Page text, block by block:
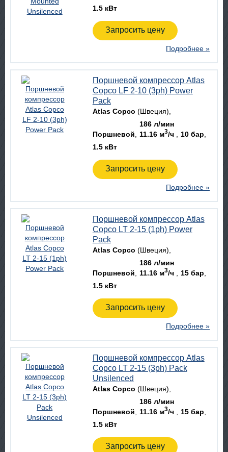
1.5 кВт
Запросить цену
Подробнее »
Поршневой компрессор Atlas
Copco LF 2-10 (3ph) Power
Pack
Atlas Copco (Швеция)
Поршневой
186 л/мин
11.16 м3/ч
10 бар
1.5 кВт
Запросить цену
Подробнее »
Поршневой компрессор Atlas
Copco LT 2-15 (1ph) Power
Pack
Atlas Copco (Швеция)
Поршневой
186 л/мин
11.16 м3/ч
15 бар
1.5 кВт
Запросить цену
Подробнее »
Поршневой компрессор Atlas
Copco LT 2-15 (3ph) Pack
Unsilenced
Atlas Copco (Швеция)
Поршневой
186 л/мин
11.16 м3/ч
15 бар
1.5 кВт
Запросить цену